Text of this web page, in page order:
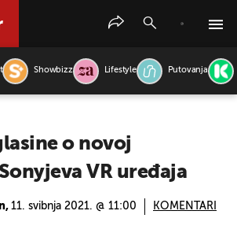
Showbizz Lifestyle Putovanja
o novoj
VR uređaja
11. svibnja 2021. @ 11:00 KOMENTARI